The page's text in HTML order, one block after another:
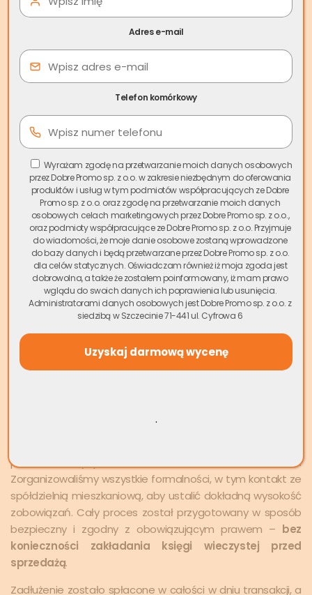
Pan Jan zmagał się z kilkoma problemami w sprzedaży:
Rosnące z miesiąca na miesiąc zadłużenie
czynszowe,
Brak księgi wieczystej mieszkania
Brak zainteresowania ze strony prywatnych
kupujących,
Obawy o dalsze narastanie długu.
Skuteczna sprzedaż
mieszkania spółdzielczego
własnościowego bez księgi
wieczystej przeprowadzona
przez Skup.io w Białymstoku
Po przeczytaniu artykułu dotyczącego tematu, jakim jest
sprzedaż mieszkania bez księgi wieczystej
skontaktował się z zespołem Skup.io. Już podczas
wobec spółdzielni nie jest problemem.
potwierdziliśmy prawo własności oraz stan zadłużenia.
Zorganizowaliśmy wszystkie formalności, w tym kontakt ze
spółdzielnią mieszkaniową, aby ustalić dokładną wysokość
zobowiązań. Cały proces został przygotowany w sposób
bezpieczny i zgodny z obowiązującym prawem – bez
konieczności zakładania księgi wieczystej przed
sprzedażą.
Zadłużenie zostało spłacone w całości w dniu transakcji, a
Adres e-mail
Telefon komórkowy
Wyrażam zgodę na przetwarzanie moich danych osobowych
przez Dobre Promo sp. z o.o. w zakresie niezbędnym do oferowania
produktów i usług w tym podmiotów współpracujących ze Dobre
Promo sp. z o.o. oraz zgodę na przetwarzanie moich danych
osobowych celach marketingowych przez Dobre Promo sp. z o.o.,
oraz podmioty współpracujące ze Dobre Promo sp. z o.o. Przyjmuje
do wiadomości, że moje danie osobowe zostaną wprowadzone
do bazy danych i będą przetwarzane przez Dobre Promo sp. z o.o.
dla celów statycznych. Oświadczam również iż moja zgoda jest
dobrowolna, a także że zostałem poinformowany, iż mam prawo
wglądu do swoich danych ich poprawienia lub usunięcia.
Administratorami danych osobowych jest Dobre Promo sp. z o.o. z
siedzibą w Szczecinie 71-441 ul. Cyfrowa 6
.